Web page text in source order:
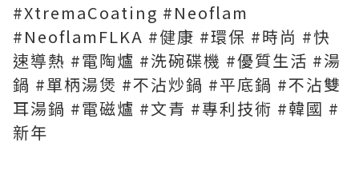
#XtremaCoating #Neoflam
#NeoflamFLKA #健康 #環保 #時尚 #快
速導熱 #電陶爐 #洗碗碟機 #優質生活 #湯
鍋 #單柄湯煲 #不沾炒鍋 #平底鍋 #不沾雙
耳湯鍋 #電磁爐 #文青 #專利技術 #韓國 #
新年